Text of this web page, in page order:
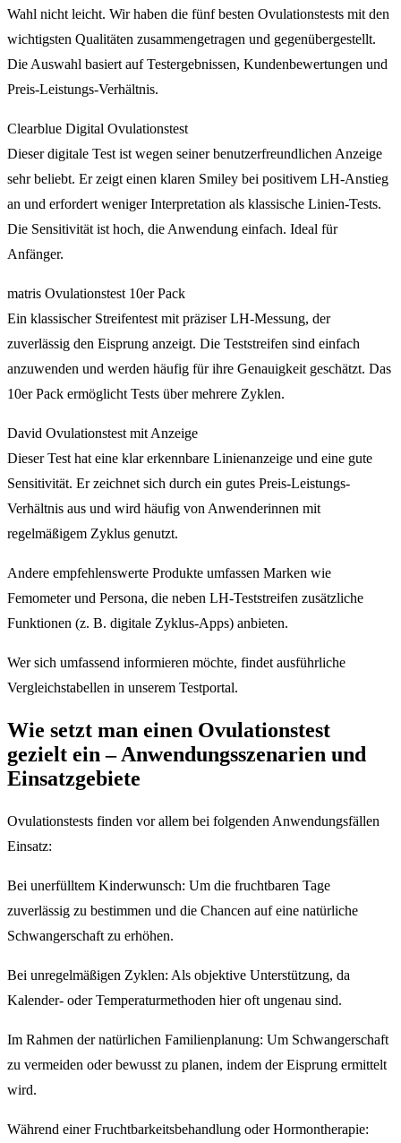
Wahl nicht leicht. Wir haben die fünf besten Ovulationstests mit den
wichtigsten Qualitäten zusammengetragen und gegenübergestellt.
Die Auswahl basiert auf Testergebnissen, Kundenbewertungen und
Preis-Leistungs-Verhältnis.
Clearblue Digital Ovulationstest
Dieser digitale Test ist wegen seiner benutzerfreundlichen Anzeige
sehr beliebt. Er zeigt einen klaren Smiley bei positivem LH-Anstieg
an und erfordert weniger Interpretation als klassische Linien-Tests.
Die Sensitivität ist hoch, die Anwendung einfach. Ideal für
Anfänger.
matris Ovulationstest 10er Pack
Ein klassischer Streifentest mit präziser LH-Messung, der
zuverlässig den Eisprung anzeigt. Die Teststreifen sind einfach
anzuwenden und werden häufig für ihre Genauigkeit geschätzt. Das
10er Pack ermöglicht Tests über mehrere Zyklen.
David Ovulationstest mit Anzeige
Dieser Test hat eine klar erkennbare Linienanzeige und eine gute
Sensitivität. Er zeichnet sich durch ein gutes Preis-Leistungs-
Verhältnis aus und wird häufig von Anwenderinnen mit
regelmäßigem Zyklus genutzt.
Andere empfehlenswerte Produkte umfassen Marken wie
Femometer und Persona, die neben LH-Teststreifen zusätzliche
Funktionen (z. B. digitale Zyklus-Apps) anbieten.
Wer sich umfassend informieren möchte, findet ausführliche
Vergleichstabellen in unserem Testportal.
Wie setzt man einen Ovulationstest
gezielt ein – Anwendungsszenarien und
Einsatzgebiete
Ovulationstests finden vor allem bei folgenden Anwendungsfällen
Einsatz:
Bei unerfülltem Kinderwunsch: Um die fruchtbaren Tage
zuverlässig zu bestimmen und die Chancen auf eine natürliche
Schwangerschaft zu erhöhen.
Bei unregelmäßigen Zyklen: Als objektive Unterstützung, da
Kalender- oder Temperaturmethoden hier oft ungenau sind.
Im Rahmen der natürlichen Familienplanung: Um Schwangerschaft
zu vermeiden oder bewusst zu planen, indem der Eisprung ermittelt
wird.
Während einer Fruchtbarkeitsbehandlung oder Hormontherapie: